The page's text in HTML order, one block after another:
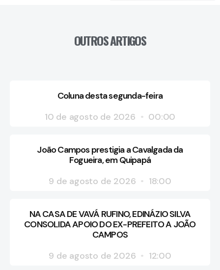
OUTROS ARTIGOS
Coluna desta segunda-feira
10 de agosto de 2026
00:00
João Campos prestigia a Cavalgada da
Fogueira, em Quipapá
9 de agosto de 2026
18:00
NA CASA DE VAVÁ RUFINO, EDINÁZIO SILVA
CONSOLIDA APOIO DO EX-PREFEITO A JOÃO
CAMPOS
9 de agosto de 2026
12:00